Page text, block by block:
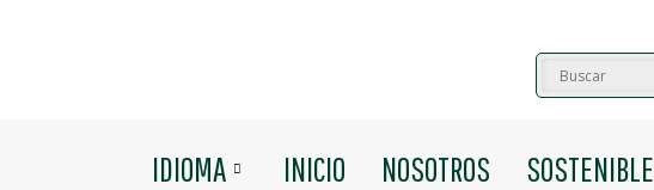
IDIOMA INICIO NOSOTROS SOSTENIBLE